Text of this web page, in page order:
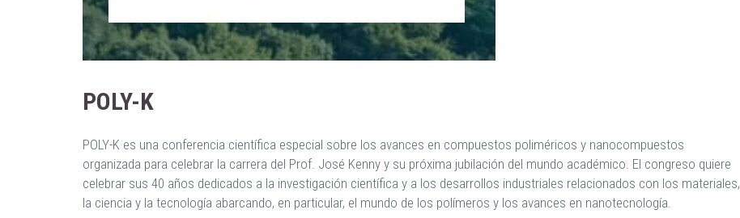
POLY-K
POLY-K es una conferencia científica especial sobre los avances en compuestos poliméricos y nanocompuestos
organizada para celebrar la carrera del Prof. José Kenny y su próxima jubilación del mundo académico. El congreso quiere
celebrar sus 40 años dedicados a la investigación científica y a los desarrollos industriales relacionados con los materiales,
la ciencia y la tecnología abarcando, en particular, el mundo de los polímeros y los avances en nanotecnología.